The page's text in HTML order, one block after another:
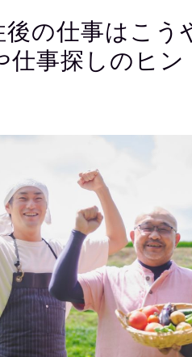
後の仕事はこ
仕事探しのヒン